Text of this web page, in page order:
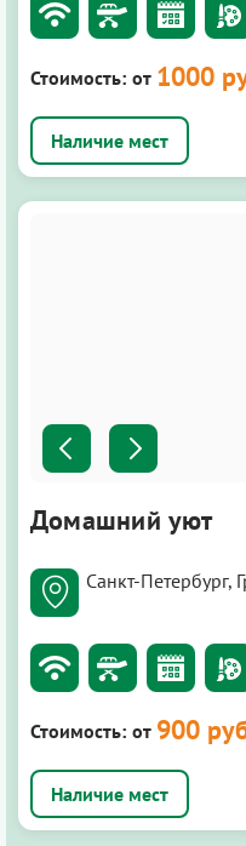
Стоимость: от 1000
Домашний уют
Санкт-Петербург,
Стоимость: от 900